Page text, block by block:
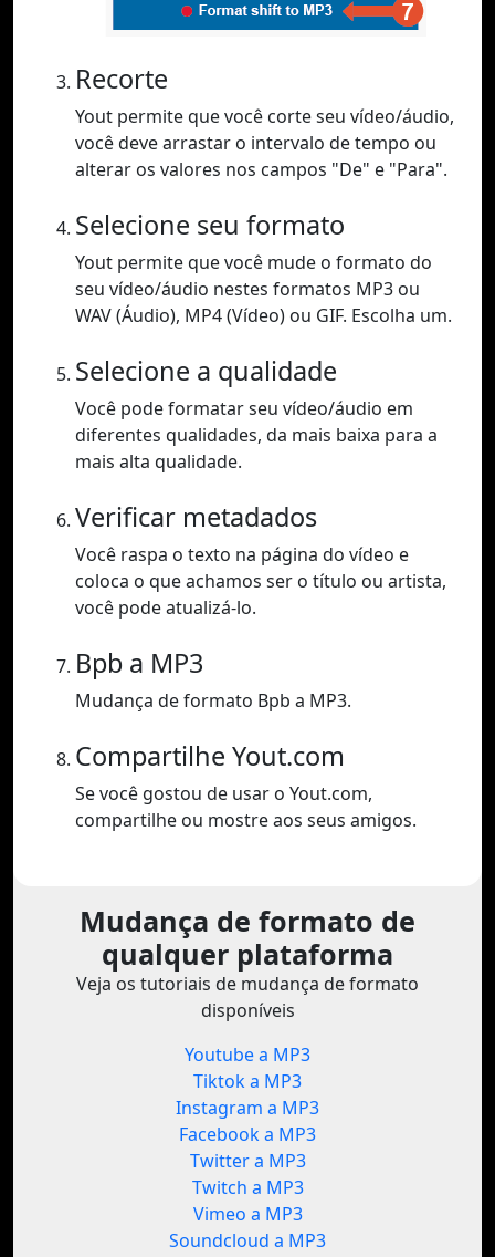
Recorte
Yout permite que você corte seu vídeo/áudio,
você deve arrastar o intervalo de tempo ou
alterar os valores nos campos "De" e "Para".
Selecione seu formato
Yout permite que você mude o formato do
seu vídeo/áudio nestes formatos MP3 ou
WAV (Áudio), MP4 (Vídeo) ou GIF. Escolha um.
Selecione a qualidade
Você pode formatar seu vídeo/áudio em
diferentes qualidades, da mais baixa para a
mais alta qualidade.
Verificar metadados
Você raspa o texto na página do vídeo e
coloca o que achamos ser o título ou artista,
você pode atualizá-lo.
Bpb a MP3
Mudança de formato Bpb a MP3.
Compartilhe Yout.com
Se você gostou de usar o Yout.com,
compartilhe ou mostre aos seus amigos.
Mudança de formato de
qualquer plataforma
Veja os tutoriais de mudança de formato
disponíveis
Youtube a MP3
Tiktok a MP3
Instagram a MP3
Facebook a MP3
Twitter a MP3
Twitch a MP3
Vimeo a MP3
Soundcloud a MP3